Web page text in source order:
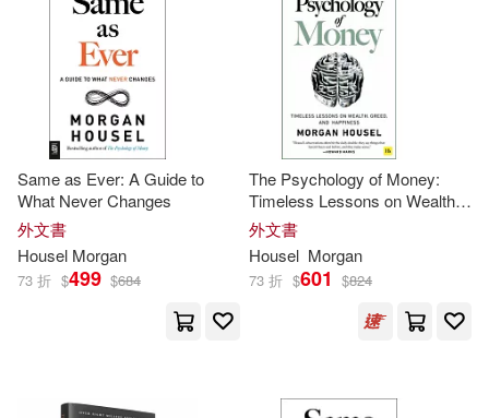
Jefferson(1)
Tigers(1) 卡蘿．杜維克(1)
出版社 (可複選)
天下文化(14) Ingram(10)
Penguin Group (USA) Inc.(2)
Same as Ever: A Guide to
What Never Changes
外文書
Housel Morgan
73 折 $499 $684
The Psychology of Money:
Timeless Lessons on Wealth,
Greed, and Happiness
外文書
Housel Morgan
73 折 $601 $824